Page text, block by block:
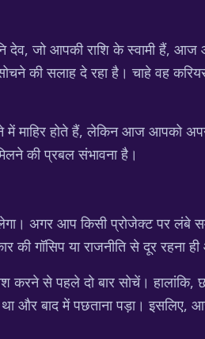
देव, जो आपकी राशि के स्वामी हैं,
की सलाह दे रहा है। चाहे वह
माहिर होते हैं, लेकिन आज आपको
की प्रबल संभावना है।
अगर आप किसी प्रोजेक्ट पर
गॉसिप या राजनीति से दूर रहना
करने से पहले दो बार सोचें।
था और बाद में पछताना पड़ा। इसलिए,